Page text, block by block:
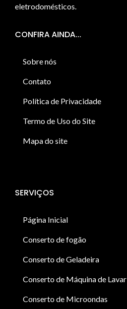
eletrodomésticos.
CONFIRA AINDA...
Sobre nós
Contato
Política de Privacidade
Termo de Uso do Site
Mapa do site
SERVIÇOS
Página Inicial
Conserto de fogão
Conserto de Geladeira
Conserto de Máquina de Lavar
Conserto de Microondas